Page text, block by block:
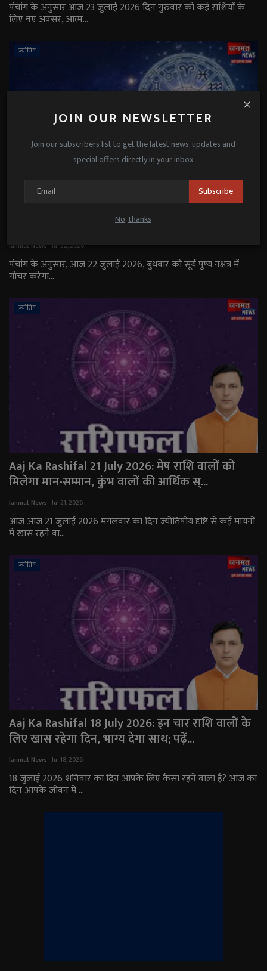
JOIN OUR NEWSLETTER
Join our subscribers list to get the latest news, updates and
special offers directly in your inbox
Subscribe
No, thanks
पंचांग के अनुसार आज 23 जुलाई 2026 दिन गुरुवार को कई राशियों के
लिए नए अवसर, आत्म...
ज्योतिष
Aaj Ka Rashifal 22 July 2026: वृषभ और मीन राशि
वालों को होगा आर्थिक लाभ, पढ़ें दैनिक राशिफल
Janmat News Jul 22, 2026
पंचांग के अनुसार, आज 22 जुलाई 2026, बुधवार को सूर्य पुष्य नक्षत्र में
गोचर करेगा...
ज्योतिष
Aaj Ka Rashifal 21 July 2026: मेष राशि वालों को
मिलेगा मान-सम्मान, कुंभ वालों की आर्थिक स्...
Janmat News Jul 21, 2026
आज आज 21 जुलाई 2026 मंगलवार का दिन ज्योतिषीय दृष्टि से कई मायनों
में खास रहने वा...
ज्योतिष
Aaj Ka Rashifal 18 July 2026: इन चार राशि वालों के
लिए खास रहेगा दिन, भाग्य देगा साथ; पढ़ें...
Janmat News Jul 18, 2026
18 जुलाई 2026 शनिवार का दिन आपके लिए कैसा रहने वाला है? आज का
दिन आपके जीवन में ...